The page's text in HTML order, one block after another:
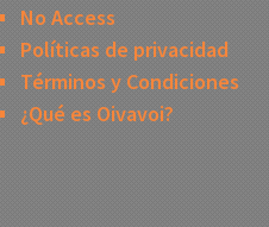
No Access
Políticas de privacidad
Términos y Condiciones
¿Qué es Oivavoi?